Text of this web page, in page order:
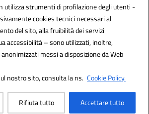
utilizza strumenti di profilazione degli utenti -
cookies tecnici necessari al
del sito, alla fruibilità dei servizi
accessibilità – sono utilizzati, inoltre,
messi a disposizione da Web
nostro sito, consulta la ns. Cookie Policy.
Rifiuta tutto Accettare tutto
TPIC81600V
Amministrazioni (IPA): istsc_tpic81600v
(CUF): UFODYY
& Powered by 3D Solution S.r.l.
& Design by Designers Italia